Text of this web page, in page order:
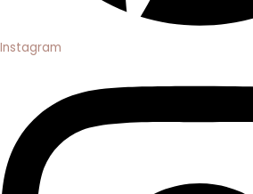
Instagram